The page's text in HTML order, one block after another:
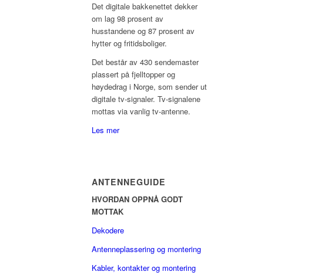
Det digitale bakkenettet dekker
om lag 98 prosent av
husstandene og 87 prosent av
hytter og fritidsboliger.
Det består av 430 sendemaster
plassert på fjelltopper og
høydedrag i Norge, som sender ut
digitale tv-signaler. Tv-signalene
mottas via vanlig tv-antenne.
Les mer
ANTENNEGUIDE
HVORDAN OPPNÅ GODT
MOTTAK
Dekodere
Antenneplassering og montering
Kabler, kontakter og montering